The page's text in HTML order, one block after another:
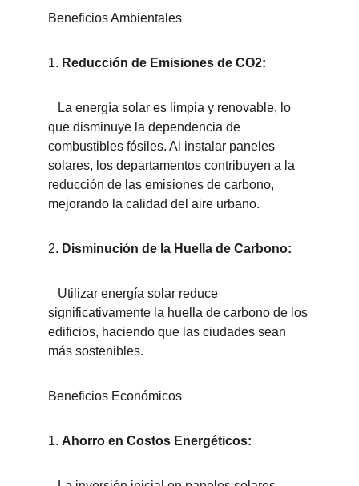
Beneficios Ambientales
1. Reducción de Emisiones de CO2:
que disminuye la dependencia de
combustibles fósiles. Al instalar paneles
solares, los departamentos contribuyen a la
reducción de las emisiones de carbono,
mejorando la calidad del aire urbano.
2. Disminución de la Huella de Carbono:
significativamente la huella de carbono de los
edificios, haciendo que las ciudades sean
más sostenibles.
Beneficios Económicos
1. Ahorro en Costos Energéticos: